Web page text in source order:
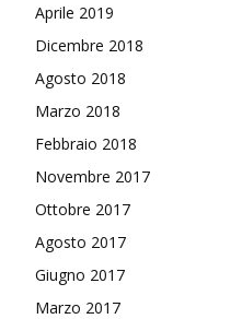
Aprile 2019
Dicembre 2018
Agosto 2018
Marzo 2018
Febbraio 2018
Novembre 2017
Ottobre 2017
Agosto 2017
Giugno 2017
Marzo 2017